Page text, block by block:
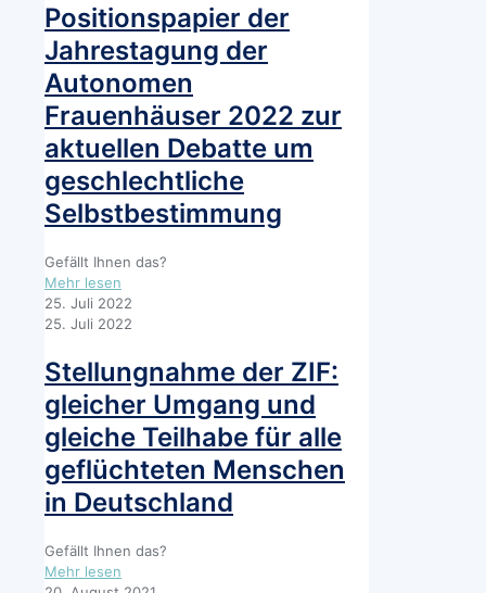
erfahren
(müssen)
zum
Entwurf
eines
Gesetzes
über
die
Selbstbestimmung
in
Bezug
auf
den
und
Änderung
weiterer
Positionspapier der
Jahrestagung der
Autonomen
Frauenhäuser 2022 zur
aktuellen Debatte um
geschlechtliche
Selbstbestimmung
Gefällt Ihnen das?
Mehr lesen
Positionspapier
der
der
Autonomen
Frauenhäuser
2022
zur
aktuellen
Debatte
um
Selbstbestimmung
25. Juli 2022
25. Juli 2022
Stellungnahme der ZIF:
gleicher Umgang und
gleiche Teilhabe für alle
geflüchteten Menschen
in Deutschland
Gefällt Ihnen das?
Mehr lesen